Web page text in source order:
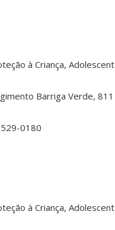
à Criança,
Barriga Verde,
0180
à Criança,